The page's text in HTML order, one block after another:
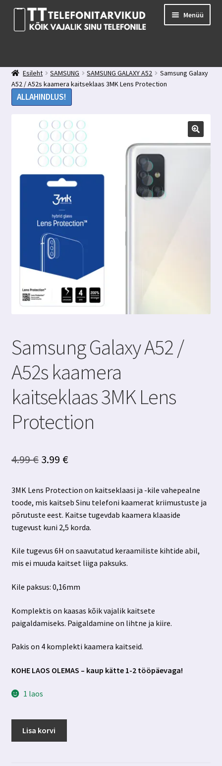
Liigu
navigeerimisele
Liigu
juurde
Menüü
Minu konto
Ostukorv
Tagasiside
Esileht SAMSUNG SAMSUNG GALAXY A52
Samsung Galaxy
A52 / A52s kaamera kaitseklaas 3MK Lens Protection
ALLAHINDLUS!
Samsung Galaxy A52 /
A52s kaamera
kaitseklaas 3MK Lens
Protection
4.99€ Algne
oli:
4.99 €.
3.99 €Praegune
on:
3.99 €.
3MK Lens Protection on kaitseklaasi ja -kile vahepealne
toode, mis kaitseb Sinu telefoni kaamerat kriimustuste ja
põrutuste eest. Kaitse tugevdab kaamera klaaside
tugevust kuni 2,5 korda.
Kile tugevus 6H on saavutatud keraamiliste kihtide abil,
mis ei muuda kaitset liiga paksuks.
Kile paksus: 0,16mm
Komplektis on kaasas kõik vajalik kaitsete
paigaldamiseks. Paigaldamine on lihtne ja kiire.
Pakis on 4 komplekti kaamera kaitseid.
KOHE LAOS OLEMAS – kaup kätte 1-2 tööpäevaga!
1 laos
Lisa korvi